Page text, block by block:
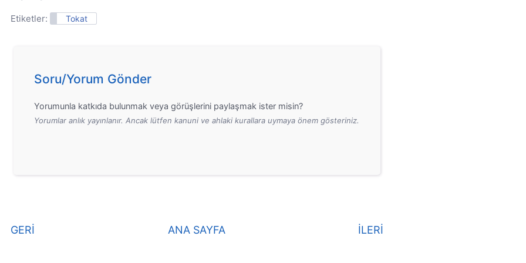
Etiketler: Tokat
Soru/Yorum Gönder
Yorumunla katkıda bulunmak veya görüşlerini paylaşmak ister misin?
Yorumlar anlık yayınlanır. Ancak lütfen kanuni ve ahlaki kurallara uymaya önem gösteriniz.
GERİ İLERİ
ANA SAYFA